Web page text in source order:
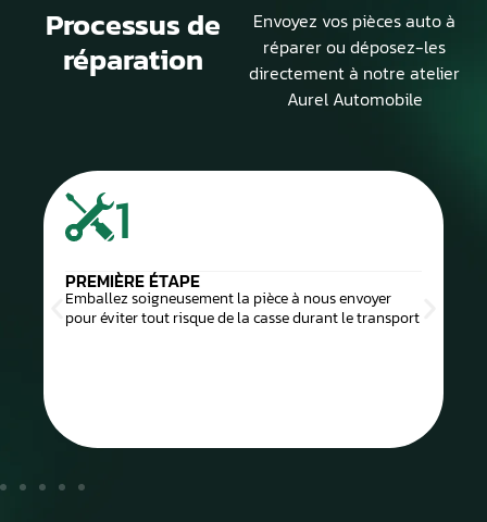
Processus de
réparation
Envoyez vos pièces auto à
réparer ou déposez-les
directement à notre atelier
Aurel Automobile
1
PREMIÈRE ÉTAPE
Emballez soigneusement la pièce à nous envoyer
pour éviter tout risque de la casse durant le transport